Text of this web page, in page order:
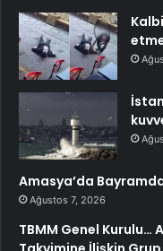
Amasya’da
Ağustos 7, 2026
TBMM Genel Kurulu…